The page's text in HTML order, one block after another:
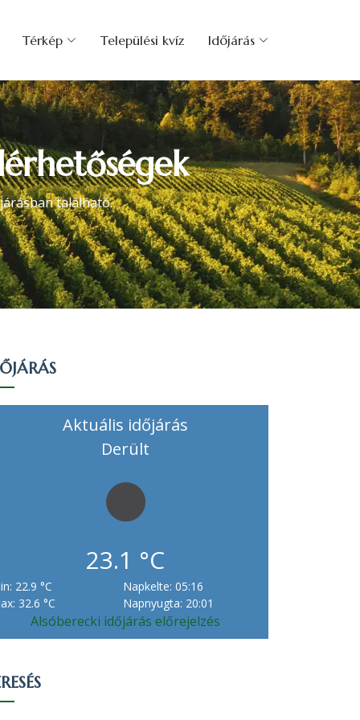
Térkép Települési kvíz Időjárás
található.
Aktuális időjárás
Derült
23.1 °C
22.9 °C
32.6 °C
Napkelte: 05:16
Napnyugta: 20:01
Alsóberecki időjárás előrejelzés